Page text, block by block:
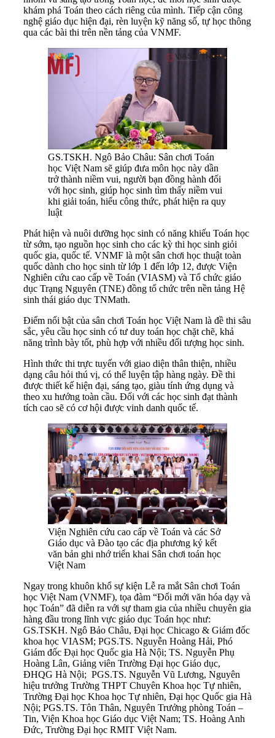
khám phá Toán theo cách riêng của mình. Tiếp cận công
nghệ giáo dục hiện đại, rèn luyện kỹ năng số, tự học thông
qua các bài thi trên nền tảng của VNMF.
GS.TSKH. Ngô Bảo Châu: Sân chơi Toán
học Việt Nam sẽ giúp đưa môn học này dần
trở thành niềm vui, người bạn đồng hành đối
với học sinh, giúp học sinh tìm thấy niềm vui
khi giải toán, hiểu công thức, phát hiện ra quy
luật
Phát hiện và nuôi dưỡng học sinh có năng khiếu Toán học
từ sớm, tạo nguồn học sinh cho các kỳ thi học sinh giỏi
quốc gia, quốc tế. VNMF là một sân chơi học thuật toàn
quốc dành cho học sinh từ lớp 1 đến lớp 12, được Viện
Nghiên cứu cao cấp về Toán (VIASM) và Tổ chức giáo
dục Trạng Nguyên (TNE) đồng tổ chức trên nền tảng Hệ
sinh thái giáo dục TNMath.
Điểm nổi bật của sân chơi Toán học Việt Nam là đề thi sâu
sắc, yêu cầu học sinh có tư duy toán học chặt chẽ, khả
năng trình bày tốt, phù hợp với nhiều đối tượng học sinh.
Hình thức thi trực tuyến với giao diện thân thiện, nhiều
dạng câu hỏi thú vị, có thể luyện tập hàng ngày. Đề thi
được thiết kế hiện đại, sáng tạo, giàu tính ứng dụng và
theo xu hướng toàn cầu. Đối với các học sinh đạt thành
tích cao sẽ có cơ hội được vinh danh quốc tế.
Viện Nghiên cứu cao cấp về Toán và các Sở
Giáo dục và Đào tạo các địa phương ký kết
văn bản ghi nhớ triển khai Sân chơi toán học
Việt Nam
Ngay trong khuôn khổ sự kiện Lễ ra mắt Sân chơi Toán
học Việt Nam (VNMF), tọa đàm “Đổi mới văn hóa dạy và
học Toán” đã diễn ra với sự tham gia của nhiều chuyên gia
hàng đầu trong lĩnh vực giáo dục Toán học như:
GS.TSKH. Ngô Bảo Châu, Đại học Chicago & Giám đốc
khoa học VIASM; PGS.TS. Nguyễn Hoàng Hải, Phó
Giám đốc Đại học Quốc gia Hà Nội; TS. Nguyễn Phụ
Hoàng Lân, Giảng viên Trường Đại học Giáo dục,
ĐHQG Hà Nội; PGS.TS. Nguyễn Vũ Lương, Nguyên
hiệu trưởng Trường THPT Chuyên Khoa học Tự nhiên,
Trường Đại học Khoa học Tự nhiên, Đại học Quốc gia Hà
Nội; PGS.TS. Tôn Thân, Nguyên Trưởng phòng Toán –
Tin, Viện Khoa học Giáo dục Việt Nam; TS. Hoàng Anh
Đức, Trường Đại học RMIT Việt Nam.